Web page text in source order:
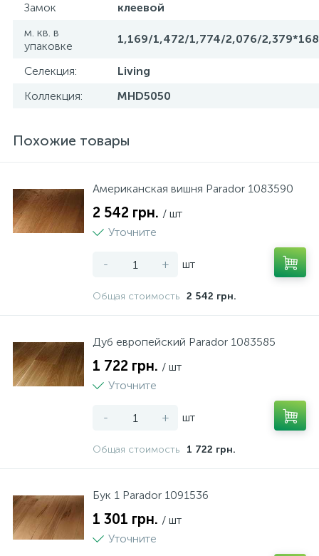
Замок
клеевой
м. кв. в
упаковке
1,169/1,472/1,774/2,076/
Селекция:
Living
Коллекция:
MHD5050
Похожие товары
Американская вишня Parador 1083590
2 542 грн. / шт
Уточните
- + шт
Общая стоимость 2 542 грн.
Дуб европейский Parador 1083585
1 722 грн. / шт
Уточните
- + шт
Общая стоимость 1 722 грн.
Бук 1 Parador 1091536
1 301 грн. / шт
Уточните